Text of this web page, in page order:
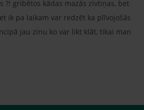
gribētos kādas mazās zivtiņas, bet
ik pa laikam var redzēt ka plīvojošās
jau zinu ko var likt klāt, tikai man